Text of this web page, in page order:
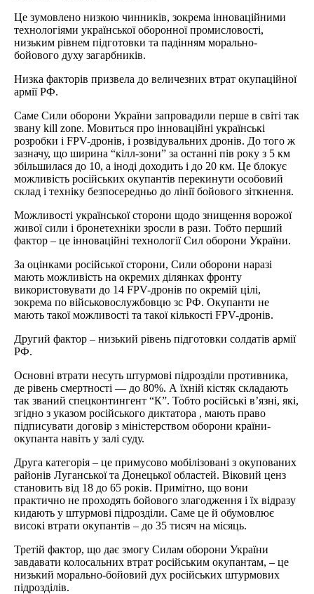
Це зумовлено низкою чинників, зокрема інноваційними
технологіями української оборонної промисловості,
низьким рівнем підготовки та падінням морально-
бойового духу загарбників.
Низка факторів призвела до величезних втрат окупаційної
армії РФ.
Саме Сили оборони України запровадили перше в світі так
звану kill zone. Мовиться про інноваційні українські
розробки і FPV-дронів, і розвідувальних дронів. До того ж
зазначу, що ширина “кілл-зони” за останні пів року з 5 км
збільшилася до 10, а іноді доходить і до 20 км. Це блокує
можливість російських окупантів перекинути особовий
склад і техніку безпосередньо до лінії бойового зіткнення.
Можливості української сторони щодо знищення ворожої
живої сили і бронетехніки зросли в рази. Тобто перший
фактор – це інноваційні технології Сил оборони України.
За оцінками російської сторони, Сили оборони наразі
мають можливість на окремих ділянках фронту
використовувати до 14 FPV-дронів по окремій цілі,
зокрема по військовослужбовцю зс РФ. Окупанти не
мають такої можливості та такої кількості FPV-дронів.
Другий фактор – низький рівень підготовки солдатів армії
РФ.
Основні втрати несуть штурмові підрозділи противника,
де рівень смертності — до 80%. А їхній кістяк складають
так званий спецконтингент “К”. Тобто російські в’язні, які,
згідно з указом російського диктатора , мають право
підписувати договір з міністерством оборони країни-
окупанта навіть у залі суду.
Друга категорія – це примусово мобілізовані з окупованих
районів Луганської та Донецької областей. Віковий ценз
становить від 18 до 65 років. Примітно, що вони
практично не проходять бойового злагодження і їх відразу
кидають у штурмові підрозділи. Саме це й обумовлює
високі втрати окупантів – до 35 тисяч на місяць.
Третій фактор, що дає змогу Силам оборони України
завдавати колосальних втрат російським окупантам, – це
низький морально-бойовий дух російських штурмових
підрозділів.